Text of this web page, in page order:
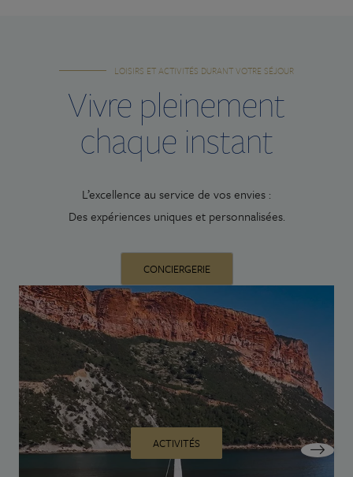
LOISIRS ET ACTIVITÉS DURANT VOTRE SÉJOUR
Vivre pleinement
chaque instant
L’excellence au service de vos envies :
Des expériences uniques et personnalisées.
CONCIERGERIE
ACTIVITÉS